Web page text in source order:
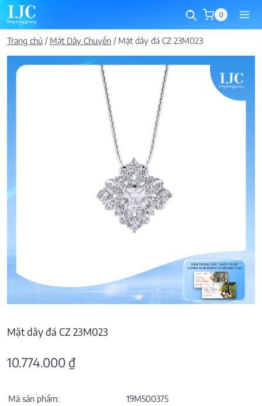
Skip
to
content
0
Trang chủ / Mặt Dây Chuyền / Mặt dây đá CZ 23M023
Mặt dây đá CZ 23M023
10.774.000 ₫
Mã sản phẩm: 19M500375